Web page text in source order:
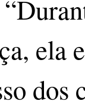
ela
dos